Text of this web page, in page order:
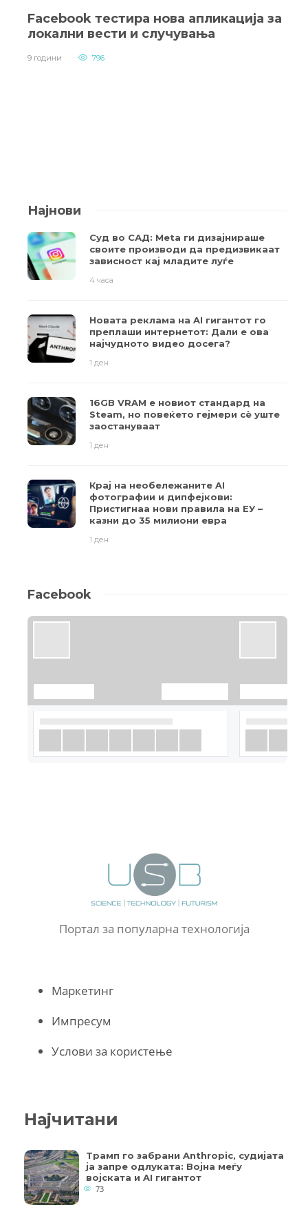
Facebook тестира новa апликација за
локални вести и случувања
9 години 796
Најнови
Суд во САД: Meta ги дизајнираше
своите производи да предизвикаат
зависност кај младите луѓе
4 часа
Новата реклама на AI гигантот го
преплаши интернетот: Дали е ова
најчудното видео досега?
1 ден
16GB VRAM е новиот стандард на
Steam, но повеќето гејмери ​​сè уште
заостануваат
1 ден
Крај на необележаните AI
фотографии и дипфејкови:
Пристигнаа нови правила на ЕУ –
казни до 35 милиони евра
1 ден
Facebook
Портал за популарна технологија
Маркетинг
Импресум
Услови за користење
Најчитани
Трамп го забрани Anthropic, судијата
ја запре одлуката: Војна меѓу
војската и AI гигантот
73